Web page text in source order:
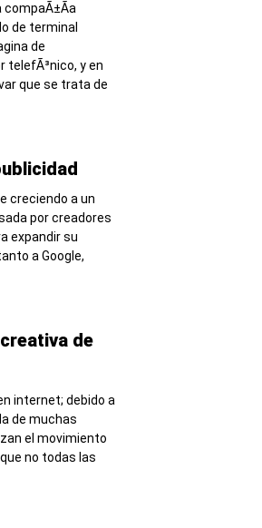
compaÃ±Ã­a
de terminal
de
telefÃ³nico, y en
que se trata de
creciendo a un
por creadores
expandir su
a Google,
de
internet; debido a
de muchas
el movimiento
no todas las